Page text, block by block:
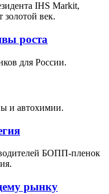
IHS Markit,
золотой век.
роста
для России.
и автохимии.
БОПП-пленок
рынку